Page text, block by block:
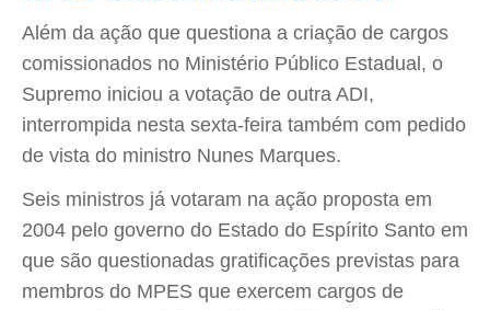
Além da ação que questiona a criação de cargos
comissionados no Ministério Público Estadual, o
Supremo iniciou a votação de outra ADI,
interrompida nesta sexta-feira também com pedido
de vista do ministro Nunes Marques.
Seis ministros já votaram na ação proposta em
2004 pelo governo do Estado do Espírito Santo em
que são questionadas gratificações previstas para
membros do MPES que exercem cargos de